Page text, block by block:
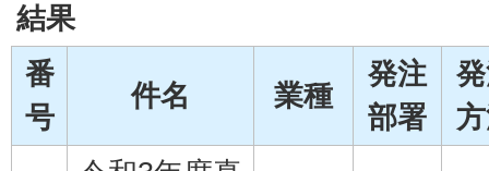
結果
番
号
件名 業種
発注
部署